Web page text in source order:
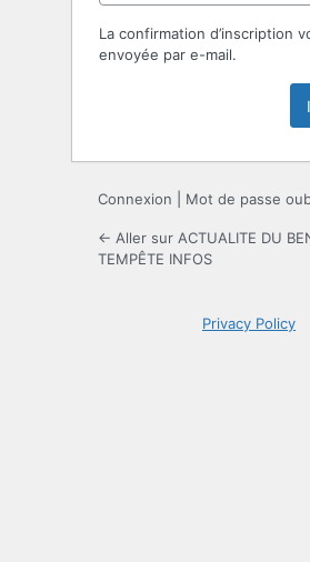
La confirmation d’inscription
envoyée par e-mail.
Connexion Mot de passe
← Aller sur ACTUALITE DU
TEMPÊTE INFOS
Privacy Policy